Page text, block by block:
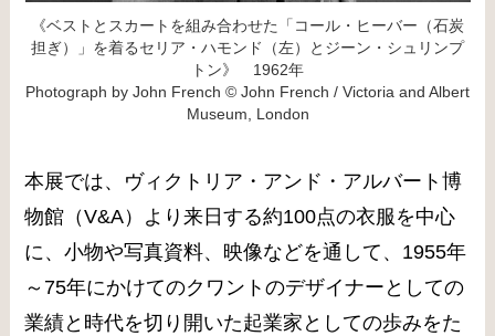
《ベストとスカートを組み合わせた「コール・ヒーバー（石炭
担ぎ）」を着るセリア・ハモンド（左）とジーン・シュリンプ
トン》 1962年
Photograph by John French © John French / Victoria and Albert
Museum, London
本展では、ヴィクトリア・アンド・アルバート博
物館（V&A）より来日する約100点の衣服を中心
に、小物や写真資料、映像などを通して、1955年
～75年にかけてのクワントのデザイナーとしての
業績と時代を切り開いた起業家としての歩みをた